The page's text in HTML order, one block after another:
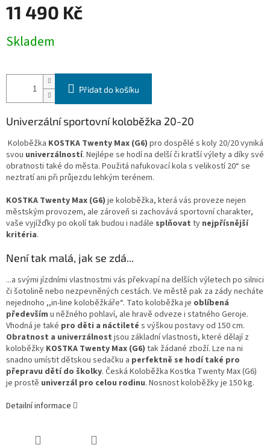
11 490 Kč
cena:
Skladem
Přidat do košíku
Univerzální sportovní koloběžka 20-20
Koloběžka KOSTKA Twenty Max (G6) pro dospělé s koly 20/20 vyniká
svou univerzálností. Nejlépe se hodí na delší či kratší výlety a díky své
obratnosti také do města. Použitá nafukovací kola s velikostí 20“ se
neztratí ani při průjezdu lehkým terénem.
KOSTKA Twenty Max (G6) je koloběžka, která vás proveze nejen
městským provozem, ale zároveň si zachovává sportovní charakter,
vaše vyjížďky po okolí tak budou i nadále splňovat ty nejpřísnější
kritéria.
Není tak malá, jak se zdá...
...a svými jízdními vlastnostmi vás překvapí na delších výletech po silnici
či šotolině nebo nezpevněných cestách. Ve městě pak za zády necháte
nejednoho ,,in-line koloběžkáře“. Tato koloběžka je oblíbená
především u něžného pohlaví, ale hravě odveze i statného Geroje.
Vhodná je také pro děti a náctileté s výškou postavy od 150 cm.
Obratnost a univerzálnost jsou základní vlastnosti, které dělají z
koloběžky KOSTKA Twenty Max (G6) tak žádané zboží. Lze na ni
snadno umístit dětskou sedačku a perfektně se hodí také pro
přepravu dětí do školky. Česká Koloběžka Kostka Twenty Max (G6)
je prostě univerzál pro celou rodinu. Nosnost koloběžky je 150 kg.
Detailní informace